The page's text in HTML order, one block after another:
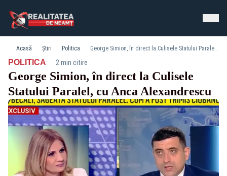
Acasă Știri Politica George Simion, în direct la Culisele Statului Paralel, cu Anca Alexandrescu
POLITICA· 2 min citire
George Simion, în direct la Culisele
Statului Paralel, cu Anca Alexandrescu